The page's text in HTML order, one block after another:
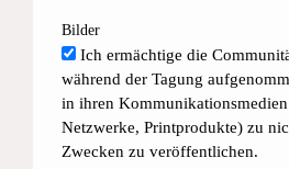
Bilder
Ich ermächtige die
während der Tagung
in ihren Kommunikationsmedien
Netzwerke, Printprodukte) zu
Zwecken zu veröffentlichen.